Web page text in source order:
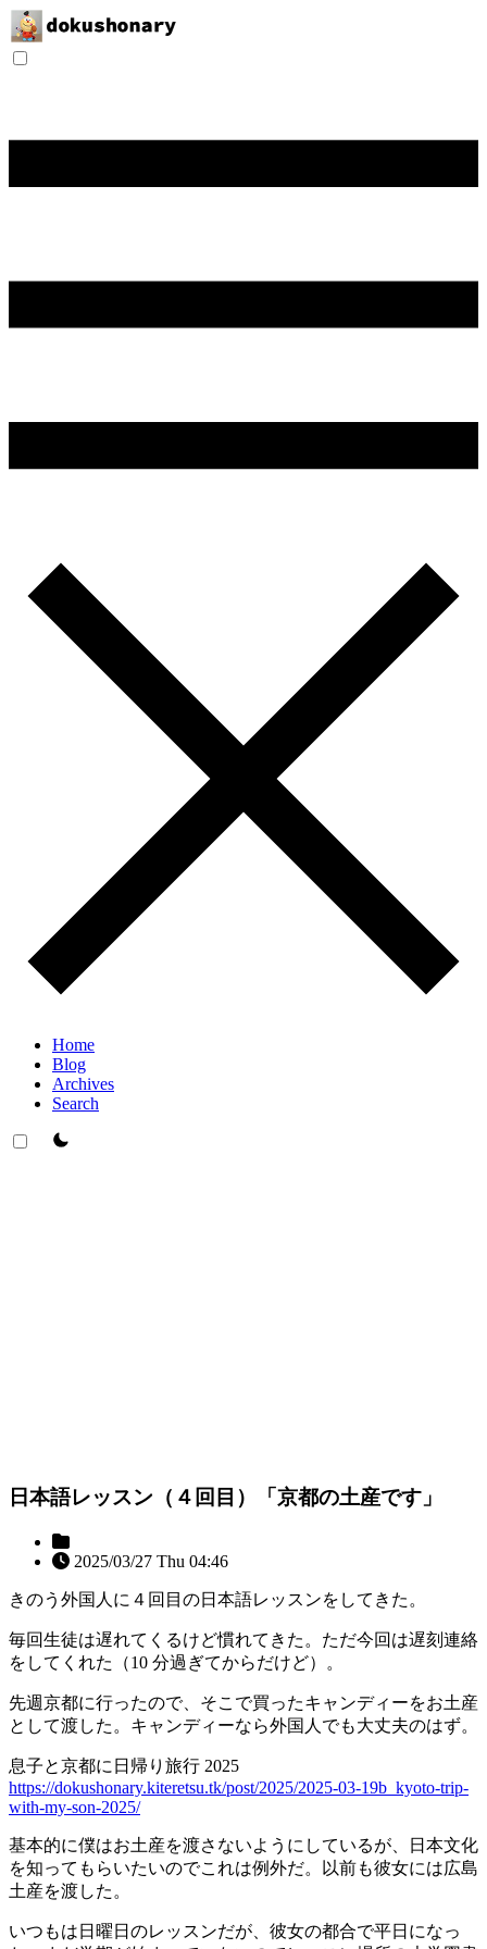
Home
Blog
Archives
Search
theme switcher
日本語レッスン（４回目）「京都の土産です」
2025/03/27 Thu 04:46
きのう外国人に４回目の日本語レッスンをしてきた。
毎回生徒は遅れてくるけど慣れてきた。ただ今回は遅刻連絡
をしてくれた（10 分過ぎてからだけど）。
先週京都に行ったので、そこで買ったキャンディーをお土産
として渡した。キャンディーなら外国人でも大丈夫のはず。
息子と京都に日帰り旅行 2025
https://dokushonary.kiteretsu.tk/post/2025/2025-03-19b_kyoto-trip-
with-my-son-2025/
基本的に僕はお土産を渡さないようにしているが、日本文化
を知ってもらいたいのでこれは例外だ。以前も彼女には広島
土産を渡した。
いつもは日曜日のレッスンだが、彼女の都合で平日になっ